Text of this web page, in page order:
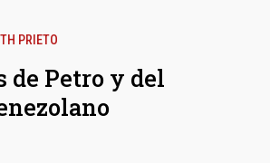
PRIETO
de Petro y del